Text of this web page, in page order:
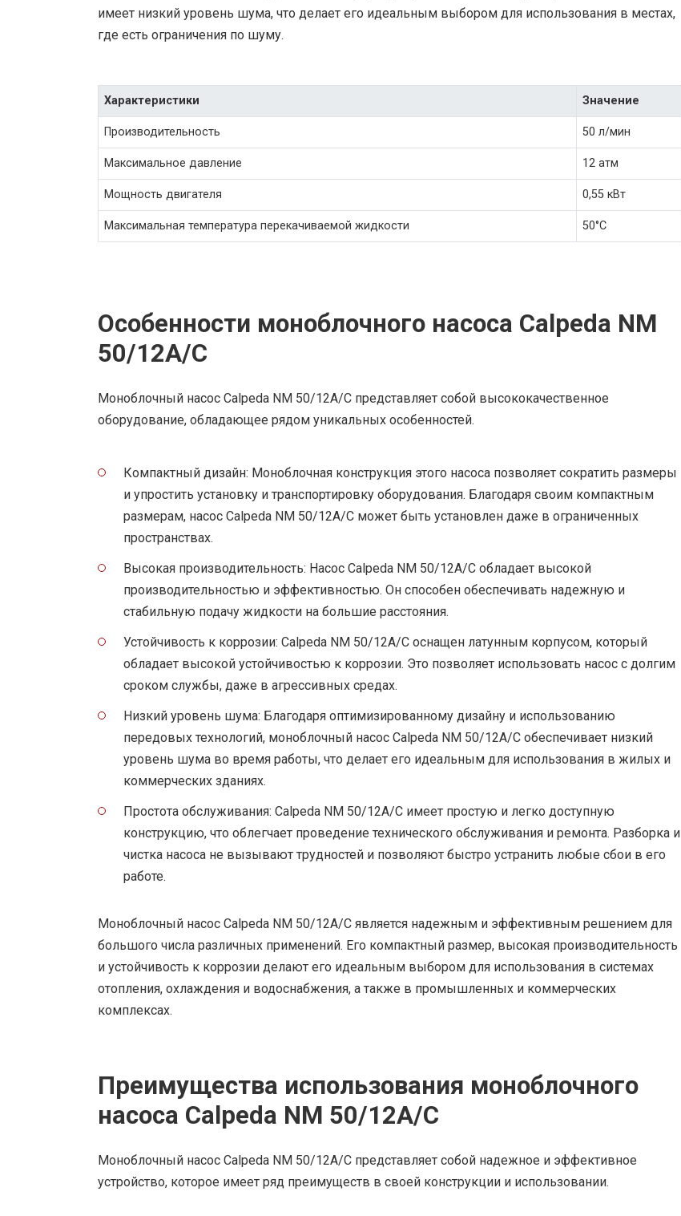
имеет низкий уровень шума, что делает его идеальным выбором для использования в местах,
где есть ограничения по шуму.
Характеристики Значение
Производительность 50 л/мин
Максимальное давление 12 атм
Мощность двигателя 0,55 кВт
Максимальная температура перекачиваемой жидкости 50°C
Особенности моноблочного насоса Calpeda NM
50/12A/C
Моноблочный насос Calpeda NM 50/12A/C представляет собой высококачественное
оборудование, обладающее рядом уникальных особенностей.
Компактный дизайн: Моноблочная конструкция этого насоса позволяет сократить размеры
и упростить установку и транспортировку оборудования. Благодаря своим компактным
размерам, насос Calpeda NM 50/12A/C может быть установлен даже в ограниченных
пространствах.
Высокая производительность: Насос Calpeda NM 50/12A/C обладает высокой
производительностью и эффективностью. Он способен обеспечивать надежную и
стабильную подачу жидкости на большие расстояния.
Устойчивость к коррозии: Calpeda NM 50/12A/C оснащен латунным корпусом, который
обладает высокой устойчивостью к коррозии. Это позволяет использовать насос с долгим
сроком службы, даже в агрессивных средах.
Низкий уровень шума: Благодаря оптимизированному дизайну и использованию
передовых технологий, моноблочный насос Calpeda NM 50/12A/C обеспечивает низкий
уровень шума во время работы, что делает его идеальным для использования в жилых и
коммерческих зданиях.
Простота обслуживания: Calpeda NM 50/12A/C имеет простую и легко доступную
конструкцию, что облегчает проведение технического обслуживания и ремонта. Разборка и
чистка насоса не вызывают трудностей и позволяют быстро устранить любые сбои в его
работе.
Моноблочный насос Calpeda NM 50/12A/C является надежным и эффективным решением для
большого числа различных применений. Его компактный размер, высокая производительность
и устойчивость к коррозии делают его идеальным выбором для использования в системах
отопления, охлаждения и водоснабжения, а также в промышленных и коммерческих
комплексах.
Преимущества использования моноблочного
насоса Calpeda NM 50/12A/C
Моноблочный насос Calpeda NM 50/12A/C представляет собой надежное и эффективное
устройство, которое имеет ряд преимуществ в своей конструкции и использовании.